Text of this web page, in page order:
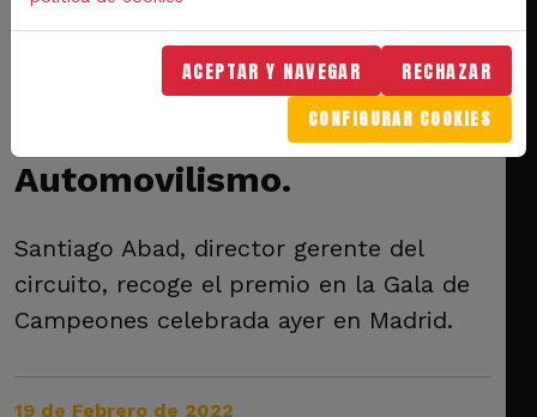
Organizador del Año 2021
otorgado por la
Federación Española de
Automovilismo.
Santiago Abad, director gerente del
circuito, recoge el premio en la Gala de
Campeones celebrada ayer en Madrid.
19 de Febrero de 2022
ACEPTAR Y NAVEGAR RECHAZAR
CONFIGURAR COOKIES